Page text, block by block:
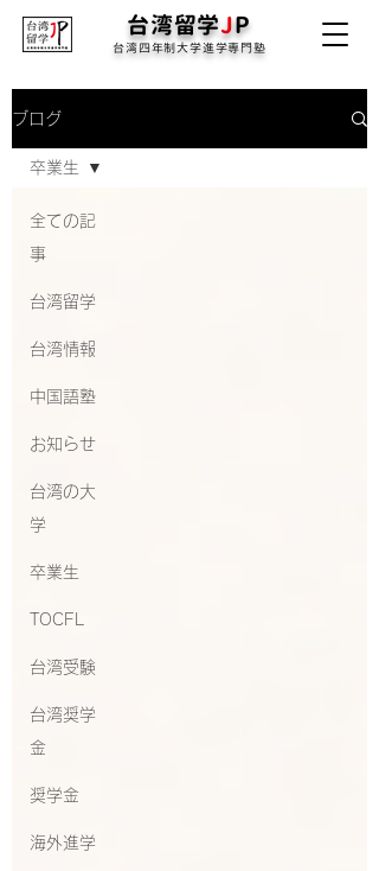
台湾留学JP
台湾四年制大学進学専門塾
ブログ
全ての記
事
台湾留学
台湾情報
中国語塾
お知らせ
台湾の大
学
卒業生
TOCFL
台湾受験
台湾奨学
金
奨学金
海外進学
卒業生